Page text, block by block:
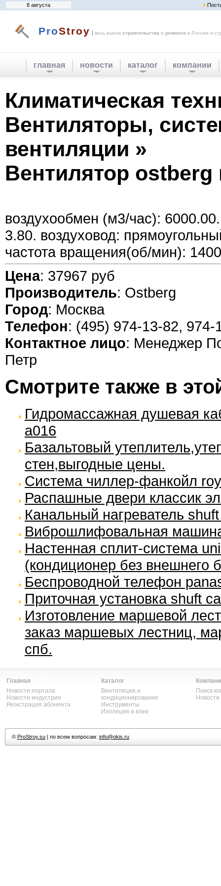
8 августа
ProStroy | весь рынок строительства и ремонта в России и
главная новости каталог компании
Климатическая
Вентиляторы,
вентиляции »
Вентилятор ostberg
воздухообмен (м3/час):
3.80. воздуховод:
частота вращения(об/мин):
Цена: 37967 руб
Производитель: Ostberg
Город: Москва
Телефон: (495) 974-13-82, 974-
Контактное лицо: Менеджер
Петр
Смотрите также в
Гидромассажная душевая
а016
Базальтовый
стен,выгодные цены.
Система чиллер-фанкойл
Распашные двери классик
Канальный нагреватель
Виброшлифовальная
Настенная сплит-система
(кондиционер без внешнего
Беспроводной телефон
Приточная установка shuft
Изготовление маршевой
заказ маршевых лестниц,
спб.
Главная
Новости портала
Новости индустрии
Регистрация абонента
Каталог
Вентиляция и
кондиционирование
Инструменты
Изоляция и клеи
Поиск
© ProStroy.su| по всем вопросам: info@okis.ru